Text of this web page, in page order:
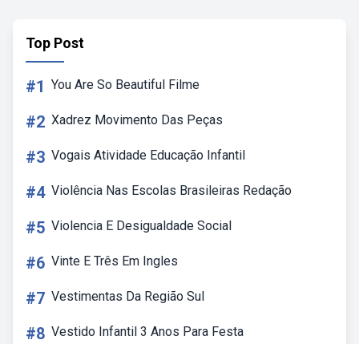
Top Post
#1 You Are So Beautiful Filme
#2 Xadrez Movimento Das Peças
#3 Vogais Atividade Educação Infantil
#4 Violência Nas Escolas Brasileiras Redação
#5 Violencia E Desigualdade Social
#6 Vinte E Três Em Ingles
#7 Vestimentas Da Região Sul
#8 Vestido Infantil 3 Anos Para Festa